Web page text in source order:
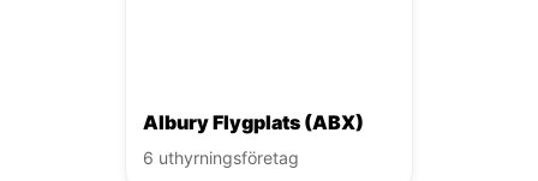
Albury Flygplats (ABX)
6 uthyrningsföretag